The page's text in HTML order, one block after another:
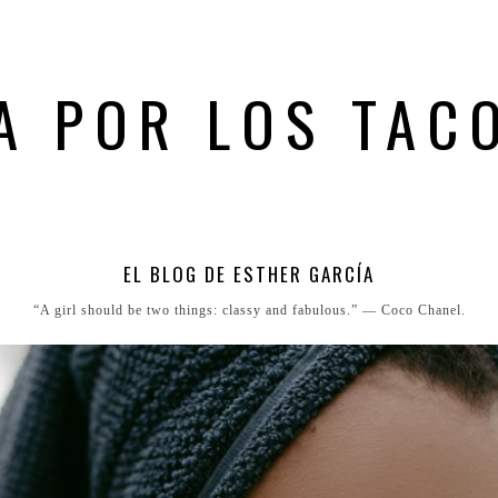
POR LOS
EL BLOG DE ESTHER GARCÍA
“A girl should be two things: classy and fabulous.” ― Coco Chanel.